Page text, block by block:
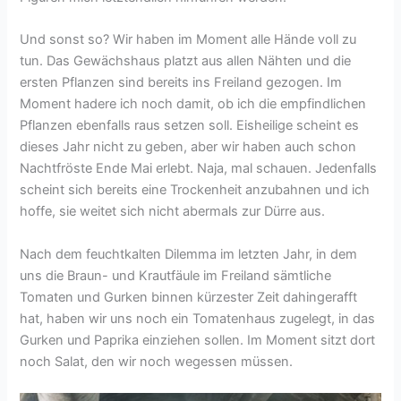
Und sonst so? Wir haben im Moment alle Hände voll zu
tun. Das Gewächshaus platzt aus allen Nähten und die
ersten Pflanzen sind bereits ins Freiland gezogen. Im
Moment hadere ich noch damit, ob ich die empfindlichen
Pflanzen ebenfalls raus setzen soll. Eisheilige scheint es
dieses Jahr nicht zu geben, aber wir haben auch schon
Nachtfröste Ende Mai erlebt. Naja, mal schauen. Jedenfalls
scheint sich bereits eine Trockenheit anzubahnen und ich
hoffe, sie weitet sich nicht abermals zur Dürre aus.
Nach dem feuchtkalten Dilemma im letzten Jahr, in dem
uns die Braun- und Krautfäule im Freiland sämtliche
Tomaten und Gurken binnen kürzester Zeit dahingerafft
hat, haben wir uns noch ein Tomatenhaus zugelegt, in das
Gurken und Paprika einziehen sollen. Im Moment sitzt dort
noch Salat, den wir noch wegessen müssen.